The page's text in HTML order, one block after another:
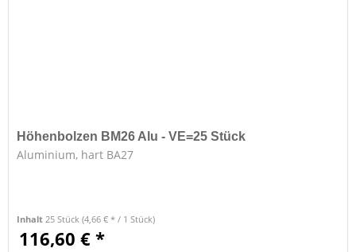
Höhenbolzen BM26 Alu - VE=25 Stück
Aluminium, hart BA27
Inhalt 25 Stück(4,66 € * / 1 Stück)
116,60 € *